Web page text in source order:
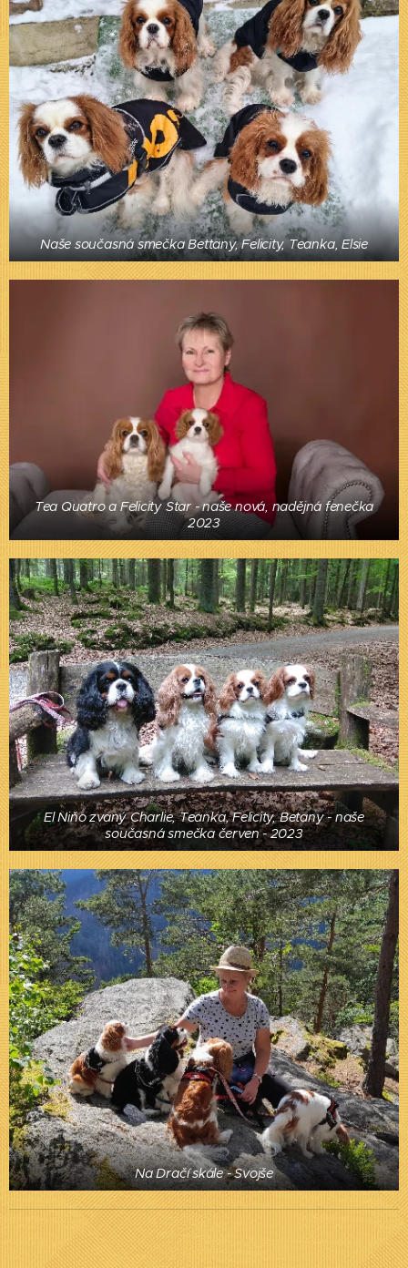
Naše současná smečka Bettany, Felicity, Teanka, Elsie
Tea Quatro a Felicity Star - naše nová, nadějná fenečka
2023
El Niňo zvaný Charlie, Teanka, Felicity, Betany - naše
současná smečka červen - 2023
Na Dračí skále - Svojše